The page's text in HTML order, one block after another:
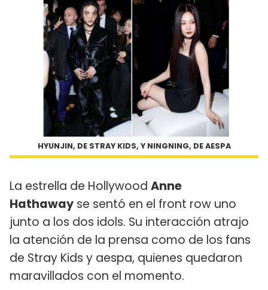
HYUNJIN, DE STRAY KIDS, Y NINGNING, DE AESPA
La estrella de Hollywood Anne
Hathaway se sentó en el front row uno
junto a los dos idols. Su interacción atrajo
la atención de la prensa como de los fans
de Stray Kids y aespa, quienes quedaron
maravillados con el momento.